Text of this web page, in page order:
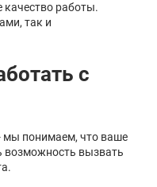
качество работы.
так и
с
мы понимаем, что ваше
возможность вызвать